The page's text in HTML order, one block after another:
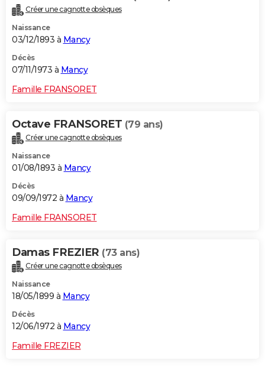
Créer une cagnotte obsèques
Naissance
03/12/1893 à Mancy
Décès
07/11/1973 à Mancy
Famille FRANSORET
Octave FRANSORET (79 ans)
Créer une cagnotte obsèques
Naissance
01/08/1893 à Mancy
Décès
09/09/1972 à Mancy
Famille FRANSORET
Damas FREZIER (73 ans)
Créer une cagnotte obsèques
Naissance
18/05/1899 à Mancy
Décès
12/06/1972 à Mancy
Famille FREZIER